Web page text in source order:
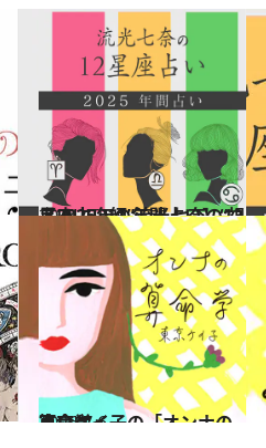
2024.12.13
【2025年の年間占い】“視える占い師”流光七奈の12星座占い
占い
2026.7.6
東京ケイ子の「オンナの算命学」
占い